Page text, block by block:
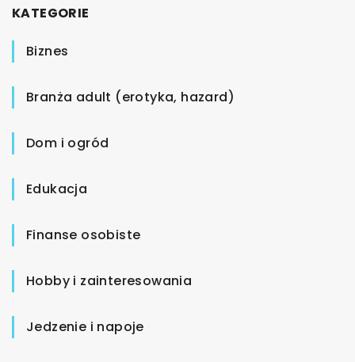
KATEGORIE
Biznes
Branża adult (erotyka, hazard)
Dom i ogród
Edukacja
Finanse osobiste
Hobby i zainteresowania
Jedzenie i napoje